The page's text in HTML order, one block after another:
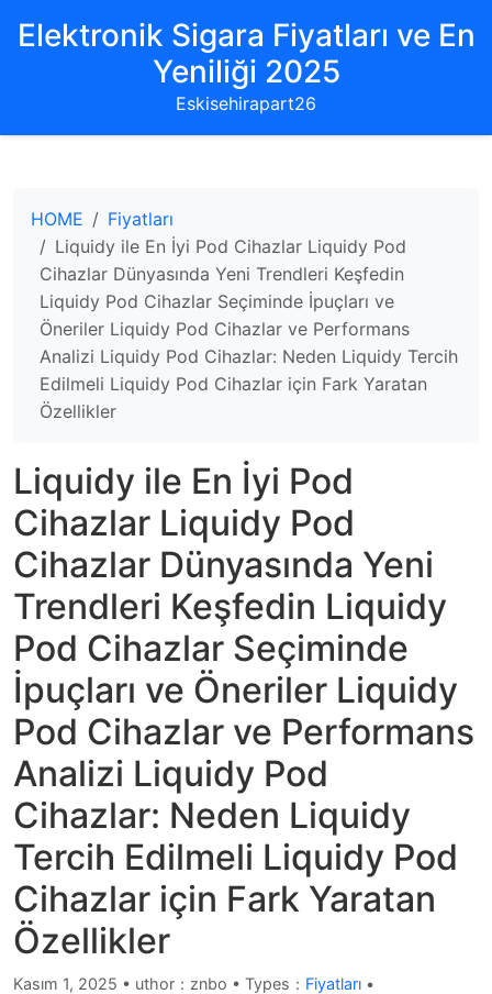
Elektronik Sigara Fiyatları ve En
Yeniliği 2025
Eskisehirapart26
HOME
Fiyatları
Liquidy ile En İyi Pod Cihazlar Liquidy Pod
Cihazlar Dünyasında Yeni Trendleri Keşfedin
Liquidy Pod Cihazlar Seçiminde İpuçları ve
Öneriler Liquidy Pod Cihazlar ve Performans
Analizi Liquidy Pod Cihazlar: Neden Liquidy Tercih
Edilmeli Liquidy Pod Cihazlar için Fark Yaratan
Özellikler
Liquidy ile En İyi Pod
Cihazlar Liquidy Pod
Cihazlar Dünyasında Yeni
Trendleri Keşfedin Liquidy
Pod Cihazlar Seçiminde
İpuçları ve Öneriler Liquidy
Pod Cihazlar ve Performans
Analizi Liquidy Pod
Cihazlar: Neden Liquidy
Tercih Edilmeli Liquidy Pod
Cihazlar için Fark Yaratan
Özellikler
Kasım 1, 2025 • uthor：znbo • Types： Fiyatları •